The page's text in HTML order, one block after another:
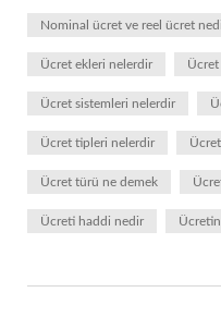
Nominal ücret ve reel ücret
Ücret ekleri nelerdir Ücret
Ücret sistemleri nelerdir
Ücret tipleri nelerdir
Ücret türü ne demek
Ücreti haddi nedir